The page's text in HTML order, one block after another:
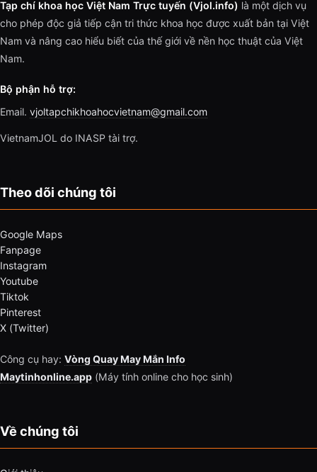
Tạp chí khoa học Việt Nam Trực tuyến (Vjol.info) là một dịch vụ
cho phép độc giả tiếp cận tri thức khoa học được xuất bản tại Việt
Nam và nâng cao hiểu biết của thế giới về nền học thuật của Việt
Nam.
Bộ phận hỗ trợ:
Email. vjoltapchikhoahocvietnam@gmail.com
VietnamJOL do INASP tài trợ.
Theo dõi chúng tôi
Google Maps
Fanpage
Instagram
Youtube
Tiktok
Pinterest
X (Twitter)
Công cụ hay: Vòng Quay May Mắn Info
Maytinhonline.app (Máy tính online cho học sinh)
Về chúng tôi